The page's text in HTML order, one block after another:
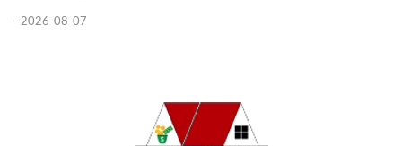
- 2026-08-07